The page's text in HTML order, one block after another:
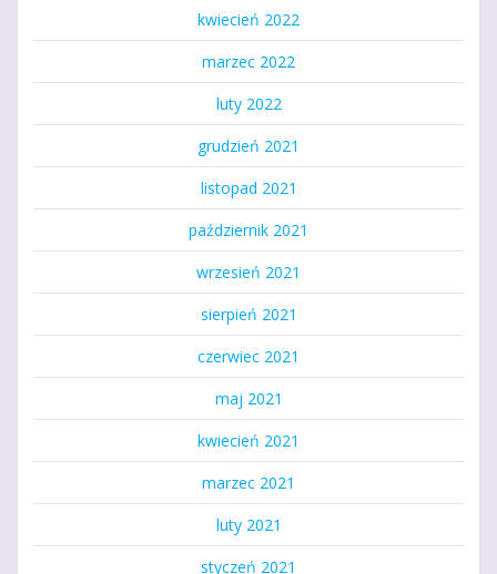
kwiecień 2022
marzec 2022
luty 2022
grudzień 2021
listopad 2021
październik 2021
wrzesień 2021
sierpień 2021
czerwiec 2021
maj 2021
kwiecień 2021
marzec 2021
luty 2021
styczeń 2021